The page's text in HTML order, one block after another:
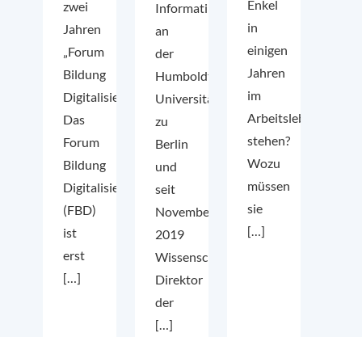
zwei
Jahren
„Forum
Bildung
Digitalisierung“
Das
Forum
Bildung
Digitalisierung
(FBD)
ist
erst
[…]
Informatik
an
der
Humboldt-
Universität
zu
Berlin
und
seit
November
2019
Wissenschaftlicher
Direktor
der
[…]
Enkel
in
einigen
Jahren
im
Arbeitsleben
stehen?
Wozu
müssen
sie
[…]